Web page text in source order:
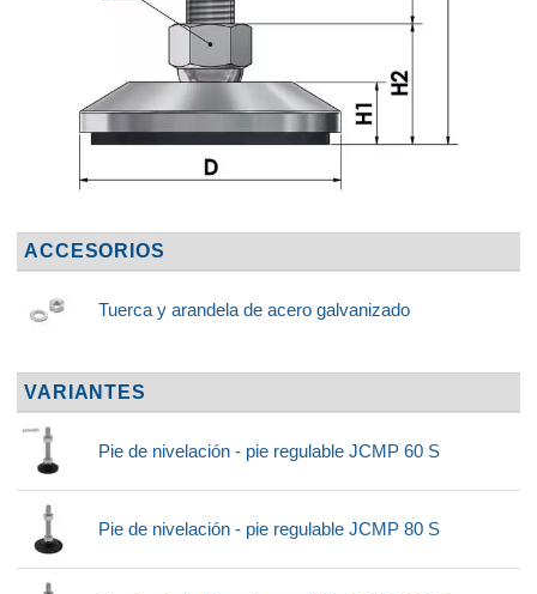
ACCESORIOS
Tuerca y arandela de acero galvanizado
VARIANTES
Pie de nivelación - pie regulable JCMP 60 S
Pie de nivelación - pie regulable JCMP 80 S